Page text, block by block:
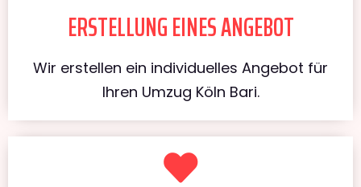
ERSTELLUNG EINES ANGEBOT
Wir erstellen ein individuelles Angebot für
Ihren Umzug Köln Bari.